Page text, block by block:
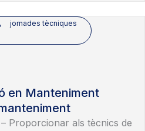
, jornades tècniques
en Manteniment
Proporcionar als tècnics de